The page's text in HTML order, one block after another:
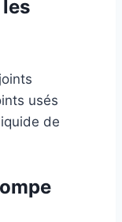
usés
de